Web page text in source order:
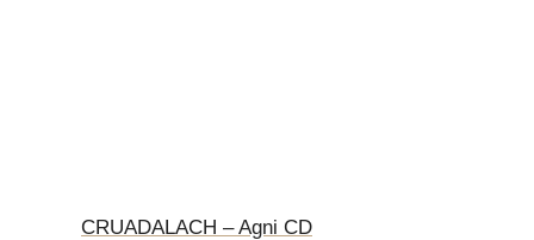
CRUADALACH – Agni CD